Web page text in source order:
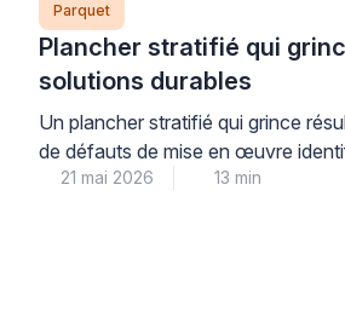
Parquet
Plancher stratifié qui
solutions durables
Un plancher stratifié qui grince
de défauts de mise en œuvre
corrigeables : joint de dilatation
21 mai 2026 13 min